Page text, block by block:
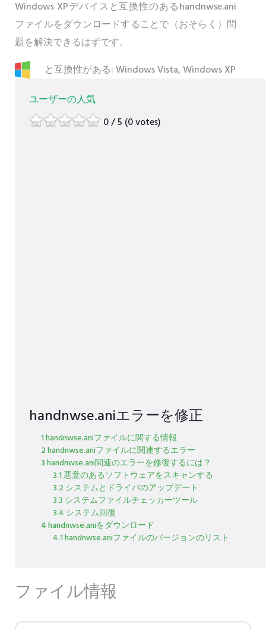
Windows XPデバイスと互換性のあるhandnwse.ani
ファイルをダウンロードすることで（おそらく）問
題を解決できるはずです。
と互換性がある: Windows Vista, Windows XP
ユーザーの人気
0 / 5 (0 votes)
handnwse.aniエラーを修正
1 handnwse.aniファイルに関する情報
2 handnwse.aniファイルに関連するエラー
3 handnwse.ani関連のエラーを修復するには？
3.1 悪意のあるソフトウェアをスキャンする
3.2 システムとドライバのアップデート
3.3 システムファイルチェッカーツール
3.4 システム回復
4 handnwse.aniをダウンロード
4.1 handnwse.aniファイルのバージョンのリスト
ファイル情報